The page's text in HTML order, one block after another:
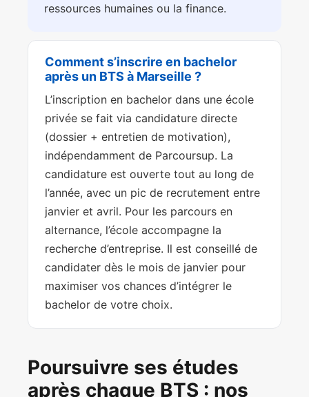
ressources humaines ou la finance.
Comment s’inscrire en bachelor
après un BTS à Marseille ?
L’inscription en bachelor dans une école
privée se fait via candidature directe
(dossier + entretien de motivation),
indépendamment de Parcoursup. La
candidature est ouverte tout au long de
l’année, avec un pic de recrutement entre
janvier et avril. Pour les parcours en
alternance, l’école accompagne la
recherche d’entreprise. Il est conseillé de
candidater dès le mois de janvier pour
maximiser vos chances d’intégrer le
bachelor de votre choix.
Poursuivre ses études
après chaque BTS : nos